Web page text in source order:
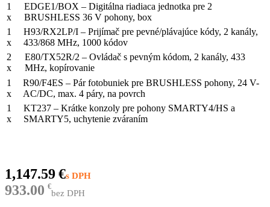
€
1,147.59
€
933.00 bez DPH
1
x
EDGE1/BOX – Digitálna riadiaca jednotka pre 2
BRUSHLESS 36 V pohony, box
1
x
H93/RX2LP/I – Prijímač pre pevné/plávajúce kódy, 2 kanály,
433/868 MHz, 1000 kódov
2
x
E80/TX52R/2 – Ovládač s pevným kódom, 2 kanály, 433
MHz, kopírovanie
1
x
R90/F4ES – Pár fotobuniek pre BRUSHLESS pohony, 24 V-
AC/DC, max. 4 páry, na povrch
1
x
KT237 – Krátke konzoly pre pohony SMARTY4/HS a
SMARTY5, uchytenie zváraním